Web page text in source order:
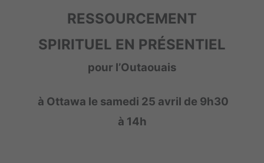
RESSOURCEMENT
SPIRITUEL EN PRÉSENTIEL
pour l’Outaouais
à Ottawa le samedi 25 avril de 9h30
à 14h